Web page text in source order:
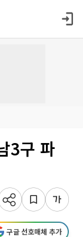
3구 파
구글 선호매체 추가